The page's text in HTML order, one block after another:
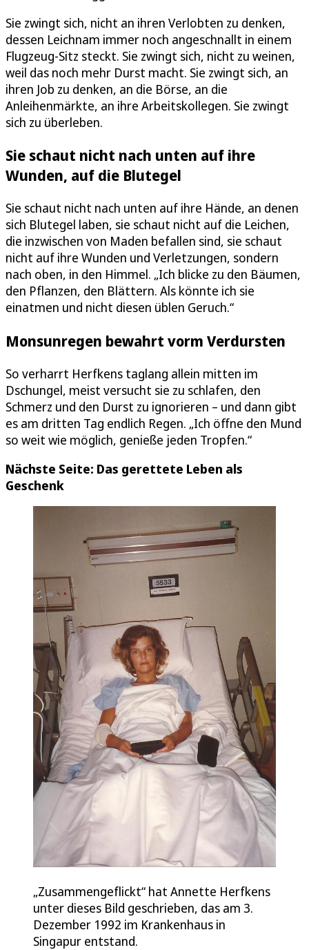
Sie zwingt sich, nicht an ihren Verlobten zu denken,
dessen Leichnam immer noch angeschnallt in einem
Flugzeug-Sitz steckt. Sie zwingt sich, nicht zu weinen,
weil das noch mehr Durst macht. Sie zwingt sich, an
ihren Job zu denken, an die Börse, an die
Anleihenmärkte, an ihre Arbeitskollegen. Sie zwingt
sich zu überleben.
Sie schaut nicht nach unten auf ihre
Wunden, auf die Blutegel
Sie schaut nicht nach unten auf ihre Hände, an denen
sich Blutegel laben, sie schaut nicht auf die Leichen,
die inzwischen von Maden befallen sind, sie schaut
nicht auf ihre Wunden und Verletzungen, sondern
nach oben, in den Himmel. „Ich blicke zu den Bäumen,
den Pflanzen, den Blättern. Als könnte ich sie
einatmen und nicht diesen üblen Geruch.“
Monsunregen bewahrt vorm Verdursten
So verharrt Herfkens taglang allein mitten im
Dschungel, meist versucht sie zu schlafen, den
Schmerz und den Durst zu ignorieren – und dann gibt
es am dritten Tag endlich Regen. „Ich öffne den Mund
so weit wie möglich, genieße jeden Tropfen.“
Nächste Seite: Das gerettete Leben als
Geschenk
„Zusammengeflickt“ hat Annette Herfkens
unter dieses Bild geschrieben, das am 3.
Dezember 1992 im Krankenhaus in
Singapur entstand.